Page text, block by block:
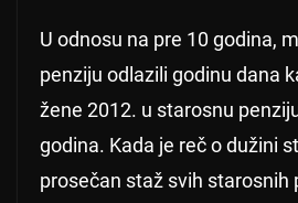
U odnosu na pre 10 godina,
penziju odlazili godinu dana
žene 2012. u starosnu
godina. Kada je reč o dužini
prosečan staž svih starosnih